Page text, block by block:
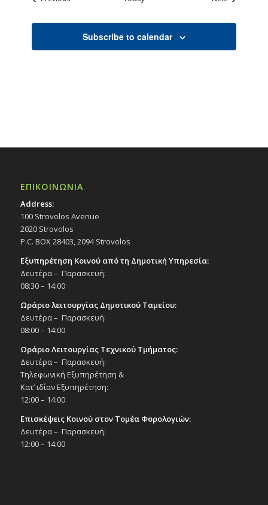
Subscribe to calendar
ΕΠΙΚΟΙΝΩΝΙΑ
Address:
100 Strovolos Avenue
2020 Strovolos
P.C. BOX 28403, 2094 Strovolos
Εξυπηρέτηση Κοινού από τη Δημοτική Υπηρεσία:
Δευτέρα – Παρασκευή:
08:30 – 14:00
Ωράριο λειτουργίας Δημοτικού Ταμείου:
Δευτέρα – Παρασκευή:
08:00 – 14:00
Ωράριο Λειτουργίας Τεχνικού Τμήματος:
Δευτέρα – Παρασκευή:
Τηλεφωνική Εξυπηρέτηση &
Κατ’ ιδίαν Εξυπηρέτηση:
12:00 – 14:00
Επισκέψεις Κοινού στον Τομέα Φορολογιών:
Δευτέρα – Παρασκευή:
12:00 – 14:00